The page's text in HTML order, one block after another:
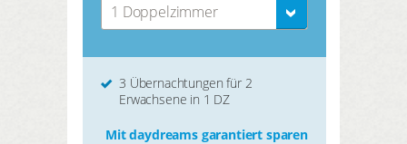
1 Doppelzimmer
3 Übernachtungen für 2
Erwachsene in 1 DZ
Mit daydreams garantiert sparen